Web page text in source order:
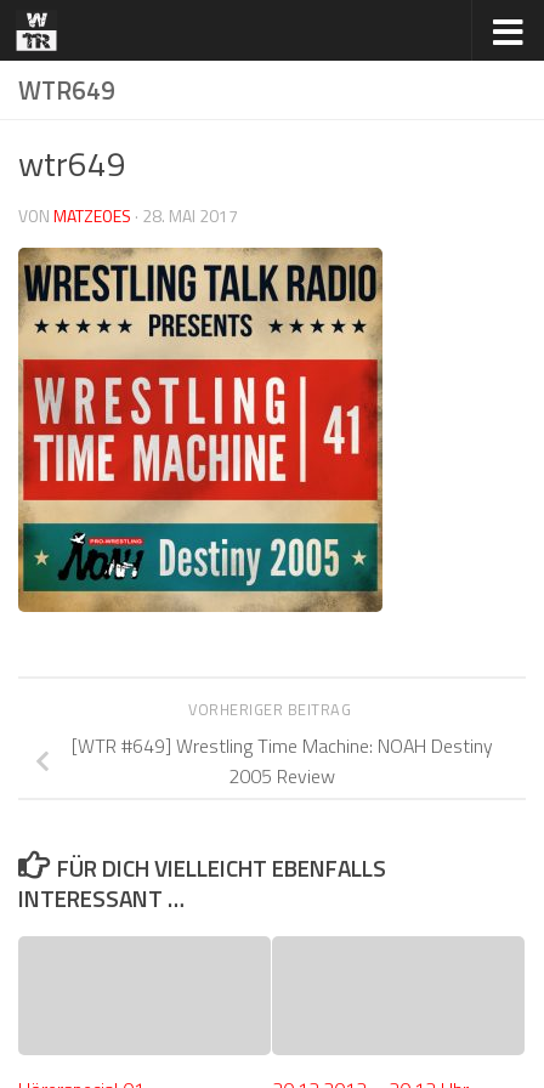
Zum Inhalt springen
WTR649
wtr649
VONMATZEOES · 28. MAI 2017
VORHERIGER BEITRAG
[WTR #649] Wrestling Time Machine: NOAH Destiny
2005 Review
FÜR DICH VIELLEICHT EBENFALLS
INTERESSANT …